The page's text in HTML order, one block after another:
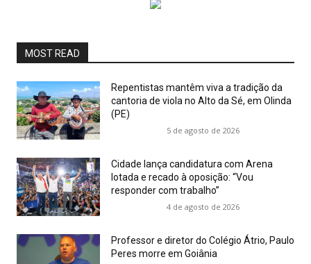
MOST READ
Repentistas mantêm viva a tradição da
cantoria de viola no Alto da Sé, em Olinda
(PE)
5 de agosto de 2026
Cidade lança candidatura com Arena
lotada e recado à oposição: “Vou
responder com trabalho”
4 de agosto de 2026
Professor e diretor do Colégio Átrio, Paulo
Peres morre em Goiânia